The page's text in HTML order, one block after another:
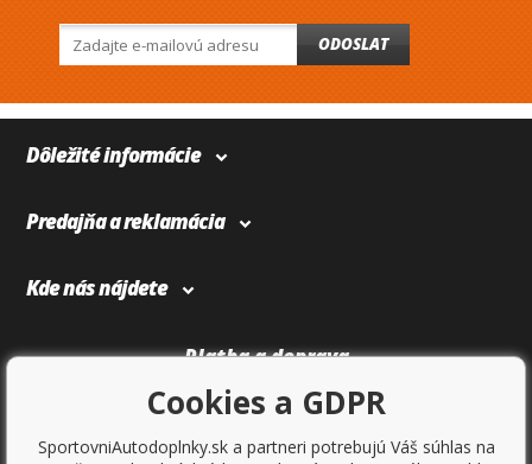
ODOSLAT
Dôležité informácie
Predajňa a reklamácia
Kde nás nájdete
Platba a doprava
Cookies a GDPR
SportovniAutodoplnky.sk a partneri potrebujú Váš súhlas na